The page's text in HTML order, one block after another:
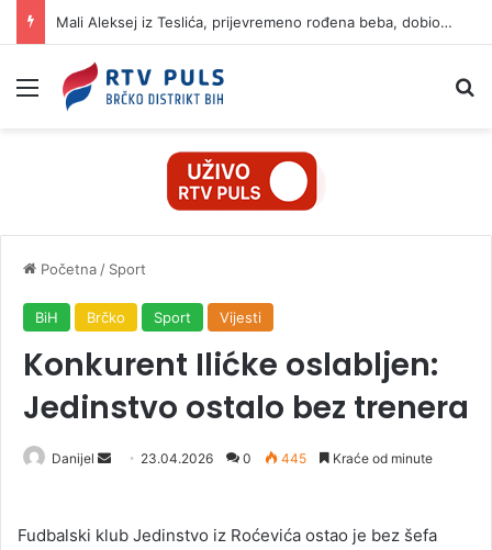
Mali Aleksej iz Teslića, prijevremeno rođena beba, dobio životnu bitku na UKC-u Srpske
Izbornik
Početna / Sport
BiH Brčko Sport Vijesti
Konkurent Ilićke oslabljen:
Jedinstvo ostalo bez trenera
Danijel
d
23.04.2026 0 445 Kraće od minute
Fudbalski klub Jedinstvo iz Roćevića ostao je bez šefa